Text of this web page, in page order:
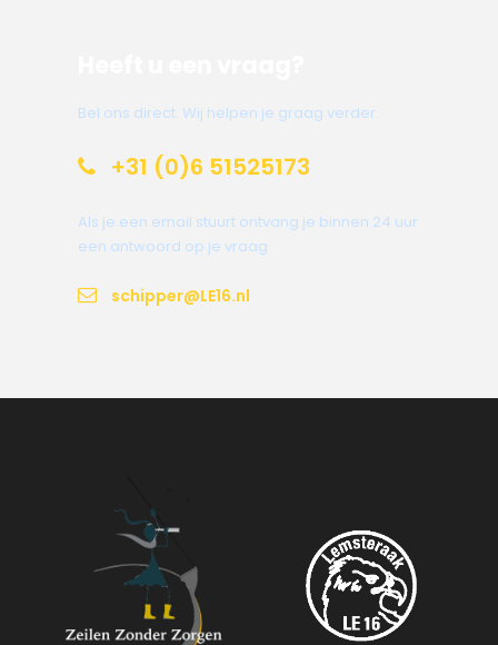
Bel ons direct. Wij helpen je graag verder.
+31 (0)6 51525173
Als je een email stuurt ontvang je binnen 24 uur
een antwoord op je vraag.
schipper@LE16.nl